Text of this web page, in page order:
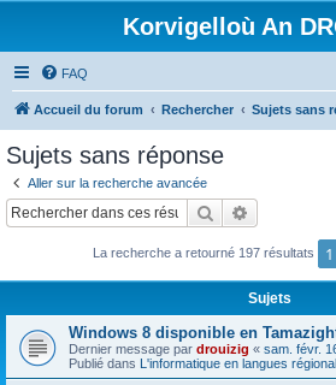
Korvigelloù An
FAQ
Accueil du forum Rechercher Sujets sans
Sujets sans réponse
Aller sur la recherche avancée
Rechercher
La recherche a retourné 197 résultats 1
Sujets
Windows 8 disponible en
Dernier message par drouizig « sam. févr.
Publié dans L'informatique en langues